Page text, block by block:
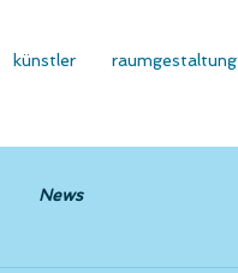
künstler raumgestaltung
News